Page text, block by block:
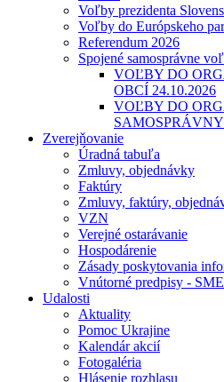
Voľby prezidenta
Voľby do Európskeho
Referendum 2026
Spojené samosprávne
VOĽBY DO
OBCÍ 24.10.2026
VOĽBY DO
Zverejňovanie
Úradná tabuľa
Zmluvy, objednávky
Faktúry
Zmluvy, faktúry,
VZN
Verejné ostarávanie
Hospodárenie
Zásady poskytovania
Vnútorné predpisy -
Udalosti
Aktuality
Pomoc Ukrajine
Kalendár akcií
Fotogaléria
Hlásenie rozhlasu